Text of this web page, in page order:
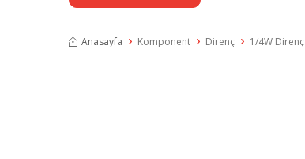
Anasayfa Komponent Direnç 1/4W Direnç